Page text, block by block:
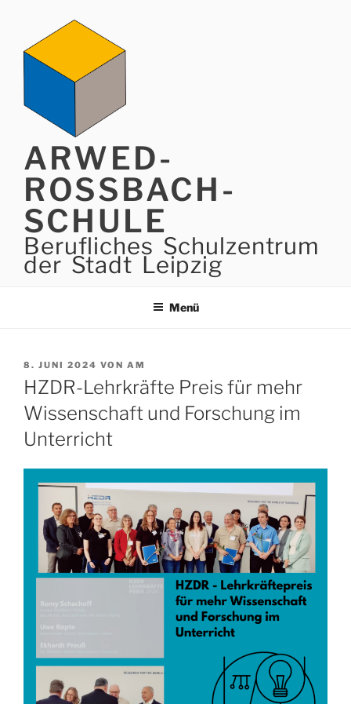
springen
ARWED-
ROSSBACH-
SCHULE
Berufliches Schulzentrum
der Stadt Leipzig
Menü
VERÖFFENTLICHT
AM
8. JUNI 2024 VON AM
HZDR-Lehrkräfte Preis für mehr
Wissenschaft und Forschung im
Unterricht